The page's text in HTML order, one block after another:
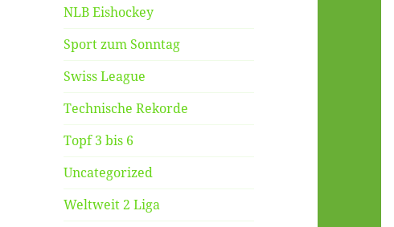
NLB Eishockey
Sport zum Sonntag
Swiss League
Technische Rekorde
Topf 3 bis 6
Uncategorized
Weltweit 2 Liga